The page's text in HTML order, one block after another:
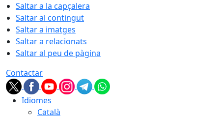
Saltar a la capçalera
Saltar al contingut
Saltar a imatges
Saltar a relacionats
Saltar al peu de pàgina
Contactar
Idiomes
Català